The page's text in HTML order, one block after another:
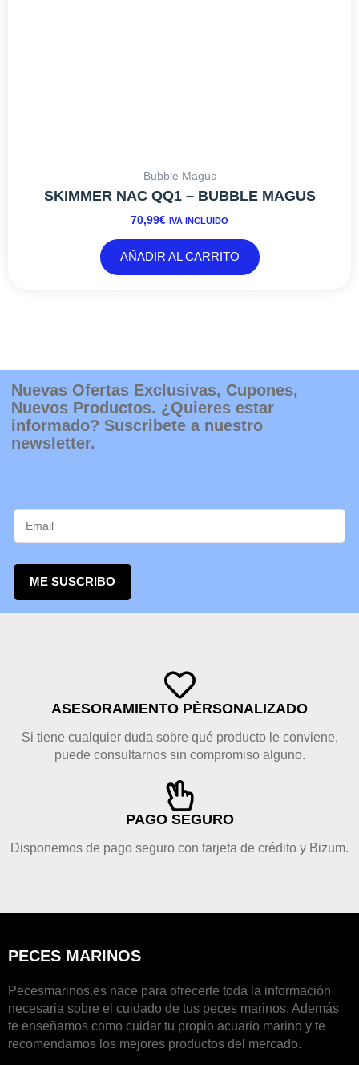
Bubble Magus
SKIMMER NAC QQ1 – BUBBLE MAGUS
70,99€ IVA INCLUIDO
AÑADIR AL CARRITO
Nuevas Ofertas Exclusivas, Cupones,
Nuevos Productos. ¿Quieres estar
informado? Suscribete a nuestro
newsletter.
ME SUSCRIBO
ASESORAMIENTO PÈRSONALIZADO
Si tiene cualquier duda sobre qué producto le conviene,
puede consultarnos sin compromiso alguno.
PAGO SEGURO
Disponemos de pago seguro con tarjeta de crédito y Bizum.
PECES MARINOS
Pecesmarinos.es nace para ofrecerte toda la información
necesaria sobre el cuidado de tus peces marinos. Además
te enseñamos como cuidar tu propio acuario marino y te
recomendamos los mejores productos del mercado.